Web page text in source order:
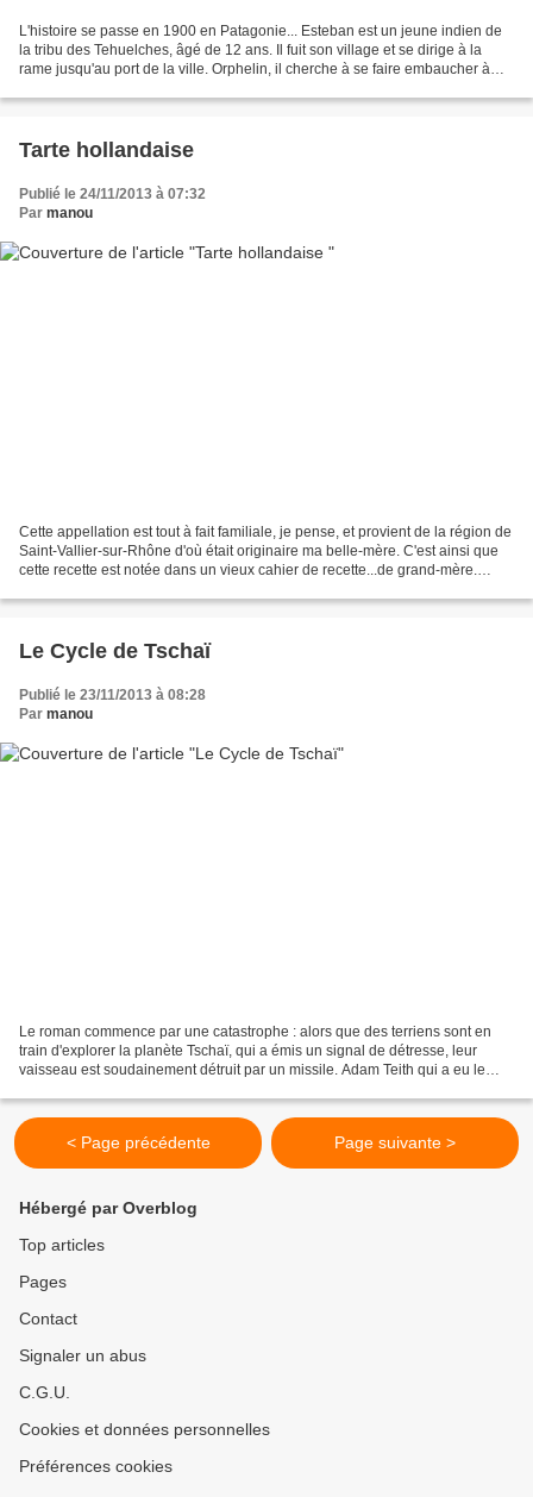
L'histoire se passe en 1900 en Patagonie... Esteban est un jeune indien de
la tribu des Tehuelches, âgé de 12 ans. Il fuit son village et se dirige à la
rame jusqu'au port de la ville. Orphelin, il cherche à se faire embaucher à
Tarte hollandaise
Publié le 24/11/2013 à 07:32
Par manou
Cette appellation est tout à fait familiale, je pense, et provient de la région de
Saint-Vallier-sur-Rhône d'où était originaire ma belle-mère. C'est ainsi que
cette recette est notée dans un vieux cahier de recette...de grand-mère.
Le Cycle de Tschaï
Publié le 23/11/2013 à 08:28
Par manou
Le roman commence par une catastrophe : alors que des terriens sont en
train d'explorer la planète Tschaï, qui a émis un signal de détresse, leur
vaisseau est soudainement détruit par un missile. Adam Teith qui a eu le
< Page précédente Page suivante >
Hébergé par Overblog
Top articles
Pages
Contact
Signaler un abus
C.G.U.
Cookies et données personnelles
Préférences cookies